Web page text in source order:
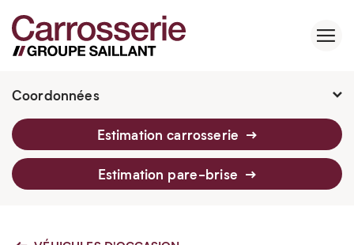
Coordonnées
2760 Av. Watt, Québec, G1P 3T6
418 659-6430
Estimation carrosserie
Estimation pare-brise